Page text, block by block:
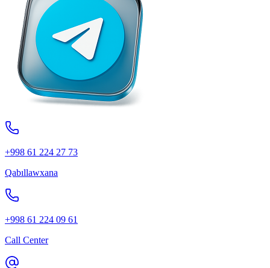
+998 61 224 27 73
Qabıllawxana
+998 61 224 09 61
Call Center